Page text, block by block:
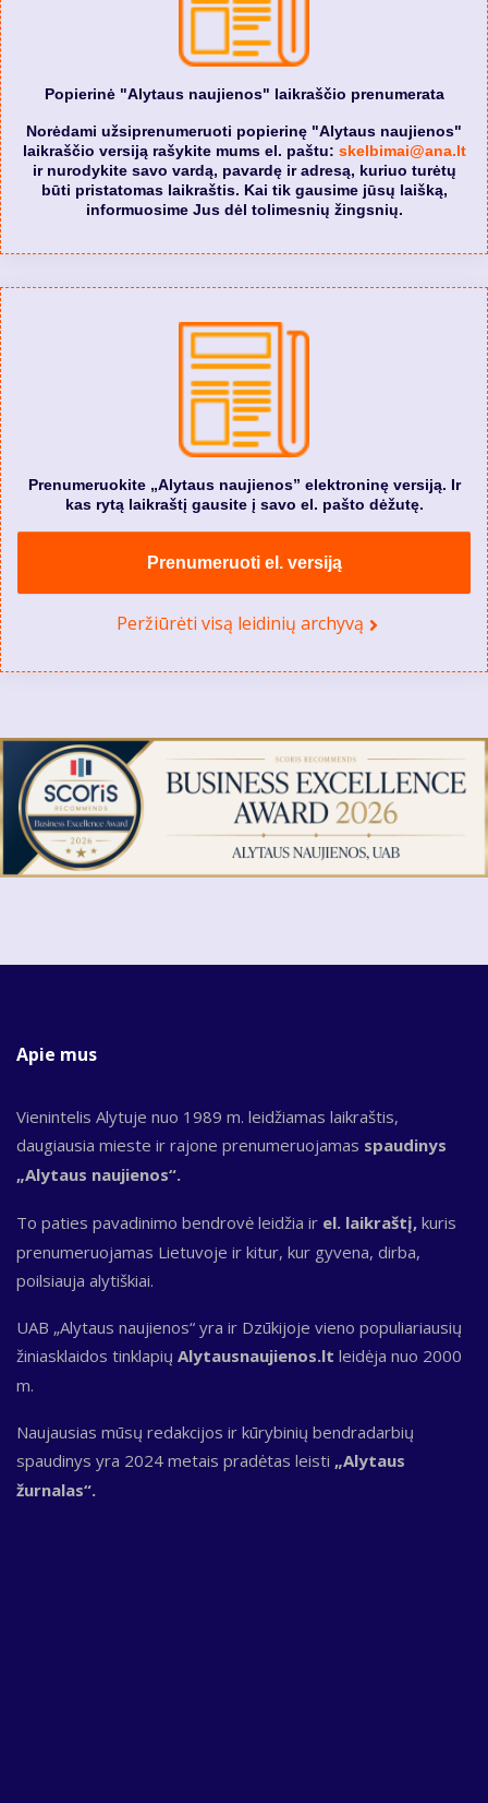
Popierinė "Alytaus naujienos" laikraščio prenumerata
Norėdami užsiprenumeruoti popierinę "Alytaus naujienos"
laikraščio versiją rašykite mums el. paštu: skelbimai@ana.lt
ir nurodykite savo vardą, pavardę ir adresą, kuriuo turėtų
būti pristatomas laikraštis. Kai tik gausime jūsų laišką,
informuosime Jus dėl tolimesnių žingsnių.
Prenumeruokite „Alytaus naujienos” elektroninę versiją. Ir
kas rytą laikraštį gausite į savo el. pašto dėžutę.
Prenumeruoti el. versiją
Peržiūrėti visą leidinių archyvą
Apie mus
Vienintelis Alytuje nuo 1989 m. leidžiamas laikraštis,
daugiausia mieste ir rajone prenumeruojamas spaudinys
„Alytaus naujienos“.
To paties pavadinimo bendrovė leidžia ir el. laikraštį, kuris
prenumeruojamas Lietuvoje ir kitur, kur gyvena, dirba,
poilsiauja alytiškiai.
UAB „Alytaus naujienos“ yra ir Dzūkijoje vieno populiariausių
žiniasklaidos tinklapių Alytausnaujienos.lt leidėja nuo 2000
m.
Naujausias mūsų redakcijos ir kūrybinių bendradarbių
spaudinys yra 2024 metais pradėtas leisti „Alytaus
žurnalas“.